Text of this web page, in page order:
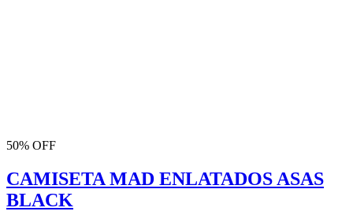
50% OFF
CAMISETA MAD ENLATADOS ASAS
BLACK